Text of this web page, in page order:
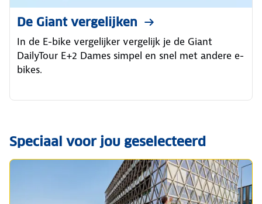
De Giant vergelijken
In de E-bike vergelijker vergelijk je de Giant
DailyTour E+2 Dames simpel en snel met andere e-
bikes.
Speciaal voor jou geselecteerd